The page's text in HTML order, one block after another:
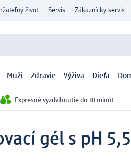
život Servis Zákaznícky servis
Muži Zdravie Výživa Dieťa
Expresné vyzdvihnutie do 30 minút
gél s pH